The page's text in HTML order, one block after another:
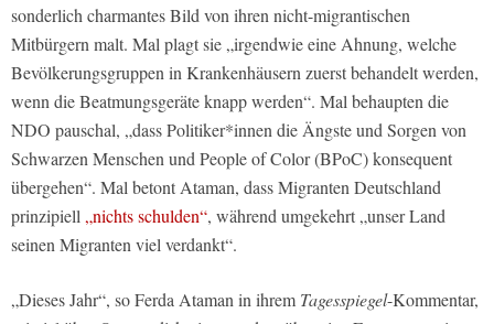
sonderlich charmantes Bild von ihren nicht-migrantischen
Mitbürgern malt. Mal plagt sie „irgendwie eine Ahnung, welche
Bevölkerungsgruppen in Krankenhäusern zuerst behandelt werden,
wenn die Beatmungsgeräte knapp werden“. Mal behaupten die
NDO pauschal, „dass Politiker*innen die Ängste und Sorgen von
Schwarzen Menschen und People of Color (BPoC) konsequent
übergehen“. Mal betont Ataman, dass Migranten Deutschland
prinzipiell„nichts schulden“, während umgekehrt „unser Land
seinen Migranten viel verdankt“.
„Dieses Jahr“, so Ferda Ataman in ihrem Tagesspiegel-Kommentar,